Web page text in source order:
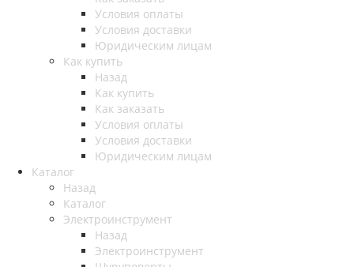
Условия оплаты
Условия доставки
Юридическим лицам
Как купить
Назад
Как купить
Как заказать
Условия оплаты
Условия доставки
Юридическим лицам
Каталог
Назад
Каталог
Электроинструмент
Назад
Электроинструмент